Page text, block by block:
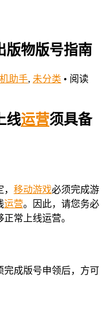
版物版号指南
助手, 未分类 • 阅读
线运营须具备
移动游戏必须完成游
运营。因此，请您务必
常上线运营。
完成版号申领后，方可